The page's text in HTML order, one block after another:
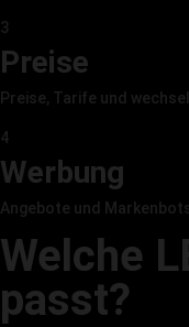
3
Preise
Preise, Tarife und
4
Werbung
Angebote und
Welche
passt?